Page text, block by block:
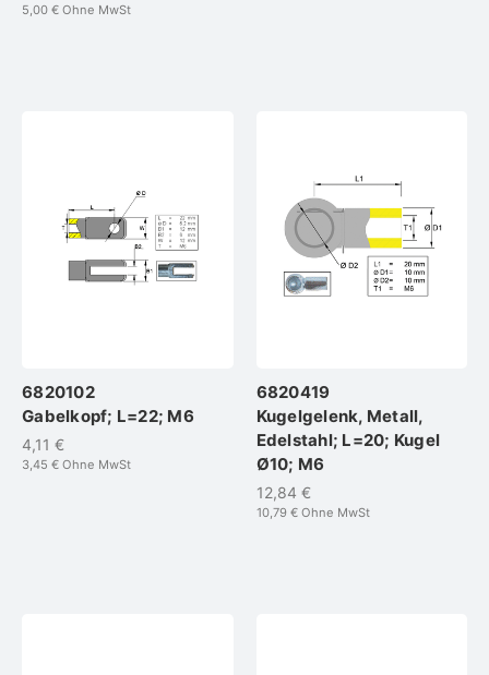
5,00 € Ohne MwSt
6820102
Gabelkopf; L=22; M6
4,11 €
3,45 € Ohne MwSt
6820419
Kugelgelenk, Metall,
Edelstahl; L=20; Kugel
Ø10; M6
12,84 €
10,79 €Ohne MwSt